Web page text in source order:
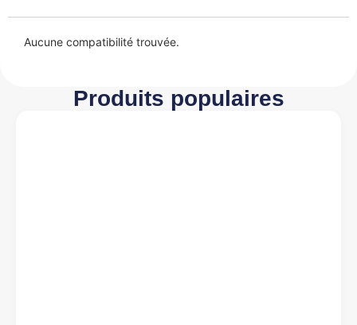
Aucune compatibilité trouvée.
Produits populaires